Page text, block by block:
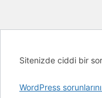
Sitenizde ciddi bir
WordPress